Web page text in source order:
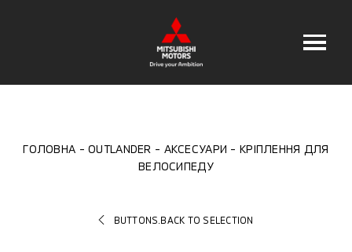
ГОЛОВНА OUTLANDER АКСЕСУАРИ
КРІПЛЕННЯ ДЛЯ
ВЕЛОСИПЕДУ
BUTTONS.BACK TO SELECTION